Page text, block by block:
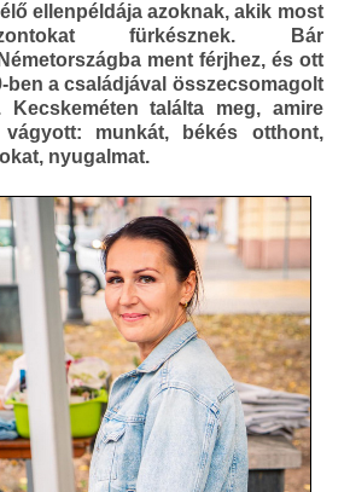
ellenpéldája azoknak, akik most
fürkésznek. Bár
ment férjhez, és ott
ben a családjával összecsomagolt
Kecskeméten találta meg, amire
vágyott: munkát, békés otthont,
nyugalmat.